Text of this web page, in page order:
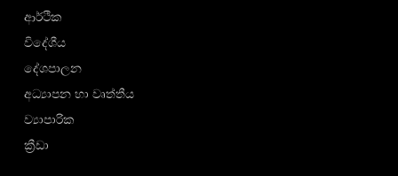
ආර්ථික
විදේශීය
දේශපාලන
අධ්‍යාපන හා වෘත්තීය
ව්‍යාපාරික
ක්‍රීඩා